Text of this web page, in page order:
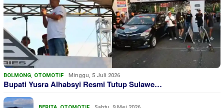
BOLMONG, OTOMOTIF Minggu, 5 Juli 2026
Bupati Yusra Alhabsyi Resmi Tutup Sulawe…